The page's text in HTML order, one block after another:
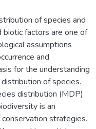
of species and
factors are one of
assumptions
and
for the understanding
of species.
distribution (MDP)
is an
strategies.